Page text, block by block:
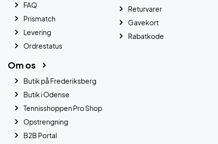
FAQ
Prismatch
Levering
Ordrestatus
Returvarer
Gavekort
Rabatkode
Om os
Butik på Frederiksberg
Butik i Odense
Tennisshoppen Pro Shop
Opstrengning
B2B Portal